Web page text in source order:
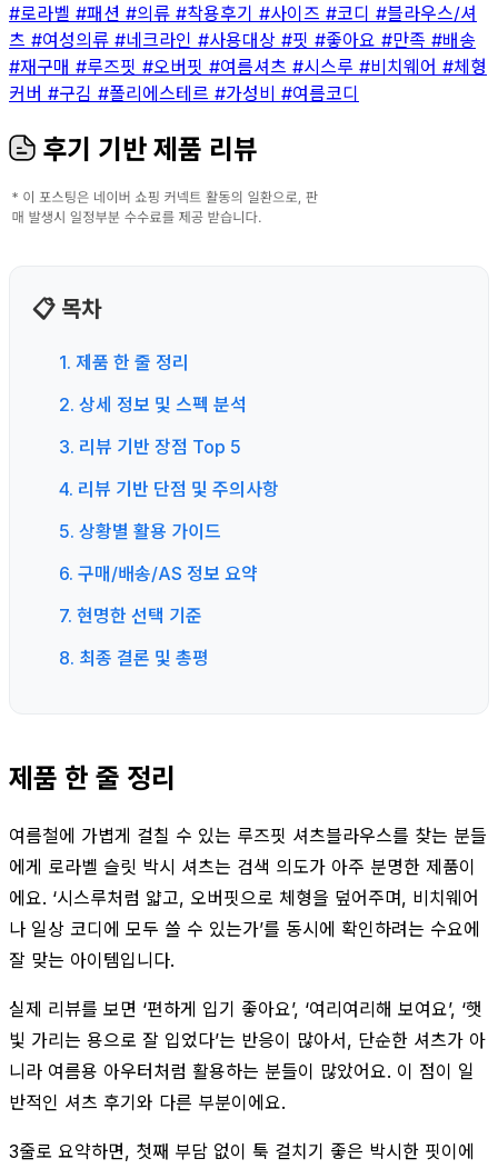
#로라벨 #패션 #의류 #착용후기 #사이즈 #코디 #블라우스/셔
츠 #여성의류 #네크라인 #사용대상 #핏 #좋아요 #만족 #배송
#재구매 #루즈핏 #오버핏 #여름셔츠 #시스루 #비치웨어 #체형
커버 #구김 #폴리에스테르 #가성비 #여름코디
후기 기반 제품 리뷰
📋 목차
1. 제품 한 줄 정리
2. 상세 정보 및 스펙 분석
3. 리뷰 기반 장점 Top 5
4. 리뷰 기반 단점 및 주의사항
5. 상황별 활용 가이드
6. 구매/배송/AS 정보 요약
7. 현명한 선택 기준
8. 최종 결론 및 총평
제품 한 줄 정리
여름철에 가볍게 걸칠 수 있는 루즈핏 셔츠블라우스를 찾는 분들
에게 로라벨 슬릿 박시 셔츠는 검색 의도가 아주 분명한 제품이
에요. ‘시스루처럼 얇고, 오버핏으로 체형을 덮어주며, 비치웨어
나 일상 코디에 모두 쓸 수 있는가’를 동시에 확인하려는 수요에
잘 맞는 아이템입니다.
실제 리뷰를 보면 ‘편하게 입기 좋아요’, ‘여리여리해 보여요’, ‘햇
빛 가리는 용으로 잘 입었다’는 반응이 많아서, 단순한 셔츠가 아
니라 여름용 아우터처럼 활용하는 분들이 많았어요. 이 점이 일
반적인 셔츠 후기와 다른 부분이에요.
3줄로 요약하면, 첫째 부담 없이 툭 걸치기 좋은 박시한 핏이에